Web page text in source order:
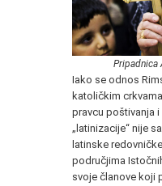
Pripadnica
Iako se odnos
katoličkim
pravcu poštivanja
„latinizacije“ nije
latinske
područjima
svoje članove koji